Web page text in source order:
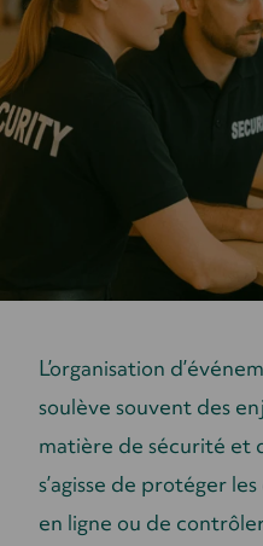
L’organisation
soulève souvent des
matière de sécurité et
s’agisse de protéger
en ligne ou de